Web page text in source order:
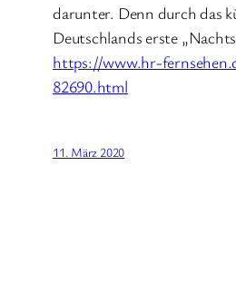
darunter. Denn durch das
Deutschlands erste
https://www.hr-
82690.html
11. März 2020